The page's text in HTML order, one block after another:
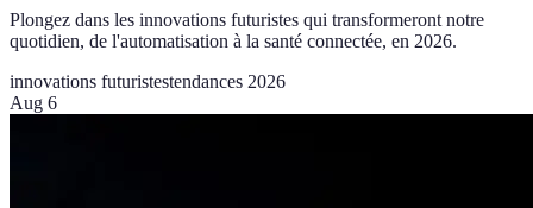
Plongez dans les innovations futuristes qui transformeront notre
quotidien, de l'automatisation à la santé connectée, en 2026.
innovations futuristestendances 2026
Aug 6